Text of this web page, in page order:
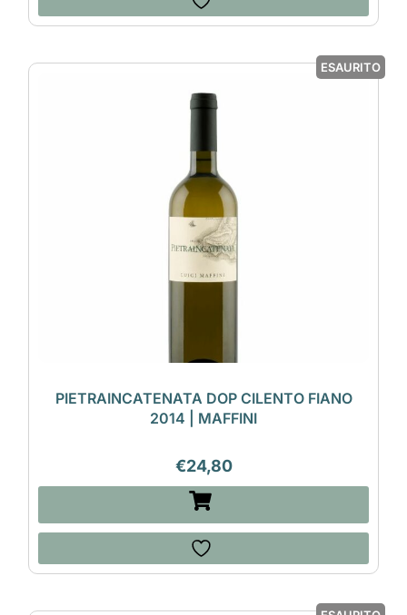
ESAURITO
PIETRAINCATENATA DOP CILENTO FIANO
2014 | MAFFINI
€24,80